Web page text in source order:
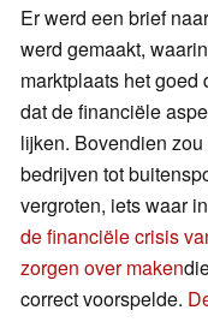
Er werd een brief
werd gemaakt,
marktplaats het goed
dat de financiële
lijken. Bovendien
bedrijven tot
vergroten, iets waar
de financiële crisis
zorgen over maken
correct voorspelde.